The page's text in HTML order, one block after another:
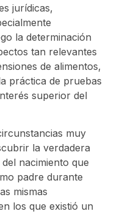
jurídicas,
la determinación
tan relevantes
de alimentos,
práctica de pruebas
superior del
muy
la verdadera
nacimiento que
padre durante
mismas
los que existió un